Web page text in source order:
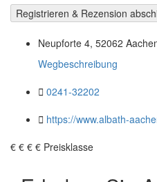
Neupforte 4, 52062
Wegbeschreibung
0241-32202
https://www.albath-
€ € € € Preisklasse